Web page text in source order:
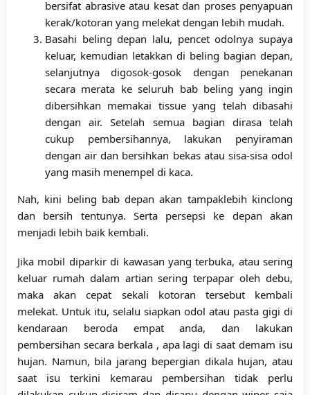
bersifat abrasive atau kesat dan proses penyapuan
kerak/kotoran yang melekat dengan lebih mudah.
Basahi beling depan lalu, pencet odolnya supaya
keluar, kemudian letakkan di beling bagian depan,
selanjutnya digosok-gosok dengan penekanan
secara merata ke seluruh bab beling yang ingin
dibersihkan memakai tissue yang telah dibasahi
dengan air. Setelah semua bagian dirasa telah
cukup pembersihannya, lakukan penyiraman
dengan air dan bersihkan bekas atau sisa-sisa odol
yang masih menempel di kaca.
Nah, kini beling bab depan akan tampaklebih kinclong
dan bersih tentunya. Serta persepsi ke depan akan
menjadi lebih baik kembali.
Jika mobil diparkir di kawasan yang terbuka, atau sering
keluar rumah dalam artian sering terpapar oleh debu,
maka akan cepat sekali kotoran tersebut kembali
melekat. Untuk itu, selalu siapkan odol atau pasta gigi di
kendaraan beroda empat anda, dan lakukan
pembersihan secara berkala , apa lagi di saat demam isu
hujan. Namun, bila jarang bepergian dikala hujan, atau
saat isu terkini kemarau pembersihan tidak perlu